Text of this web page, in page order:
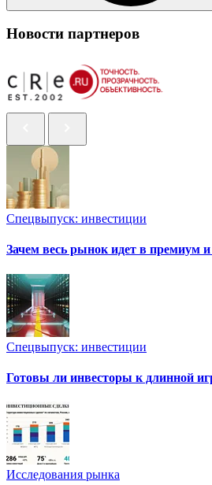
Новости партнеров
Спецвыпуск: инвестиции
Зачем весь рынок идет в премиум
Спецвыпуск: инвестиции
Готовы ли инвесторы к длинной
Исследования рынка